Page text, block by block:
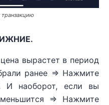
вырастет в период
ранее => Нажмите
И наоборот, если вы
=> Нажмите